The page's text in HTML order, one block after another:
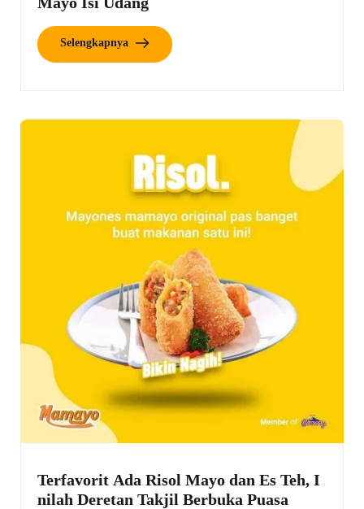
Selengkapnya
Terfavorit Ada Risol Mayo dan Es Teh, I
nilah Deretan Takjil Berbuka Puasa